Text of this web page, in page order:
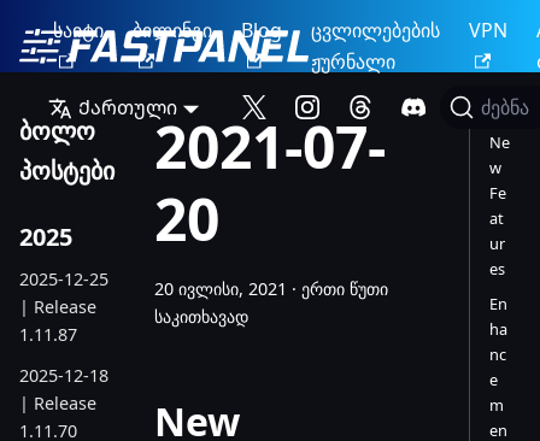
საიტი ბილინგი Blog
ცვლილებების
ჟურნალი
VPN
Ქართული
ძებნა
ბოლო
პოსტები
2025
2025-12-25
| Release
1.11.87
2025-12-18
| Release
1.11.70
2021-07-
20
20 ივლისი, 2021 · ერთი წუთი
საკითხავად
New
Ne
w
Fe
at
ur
es
En
ha
nc
e
m
en